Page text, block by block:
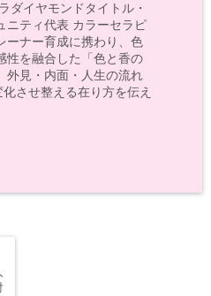
ダイヤモンドタイトル・
ニティ代表 カラーセラピ
ーナー育成に携わり、色
性を融合した「色と香の
外見・内面・人生の流れ
させ整える在り方を伝え